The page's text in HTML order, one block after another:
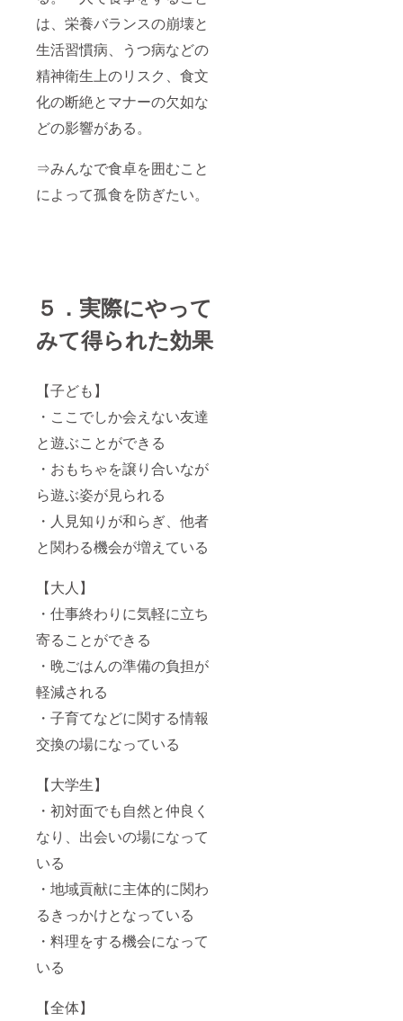
は、栄養バランスの崩壊と
生活習慣病、うつ病などの
精神衛生上のリスク、食文
化の断絶とマナーの欠如な
どの影響がある。
⇒みんなで食卓を囲むこと
によって孤食を防ぎたい。
５．実際にやって
みて得られた効果
【子ども】
・ここでしか会えない友達
と遊ぶことができる
・おもちゃを譲り合いなが
ら遊ぶ姿が見られる
・人見知りが和らぎ、他者
と関わる機会が増えている
【大人】
・仕事終わりに気軽に立ち
寄ることができる
・晩ごはんの準備の負担が
軽減される
・子育てなどに関する情報
交換の場になっている
【大学生】
・初対面でも自然と仲良く
なり、出会いの場になって
いる
・地域貢献に主体的に関わ
るきっかけとなっている
・料理をする機会になって
いる
【全体】